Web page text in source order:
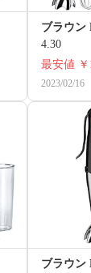
ブラウン
4.30
最安値
2023/02/16
ブラウン